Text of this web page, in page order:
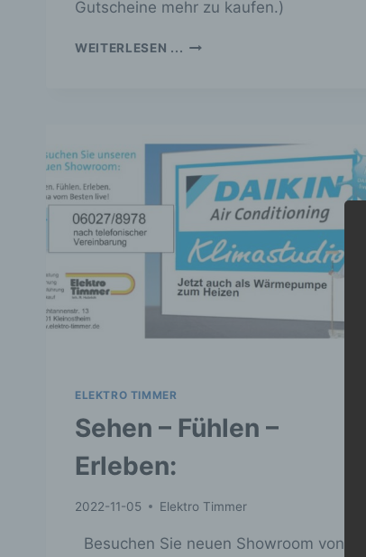
Gutscheine mehr zu kaufen.)
WEITERLESEN ... JETZT
UNTER
KLEINOSTHEIMER
GESCHENKGUTSCHEIN
ELEKTRO TIMMER
Sehen – Fühlen –
Erleben:
2022-11-05 Elektro Timmer
Besuchen Sie neuen Showroom von